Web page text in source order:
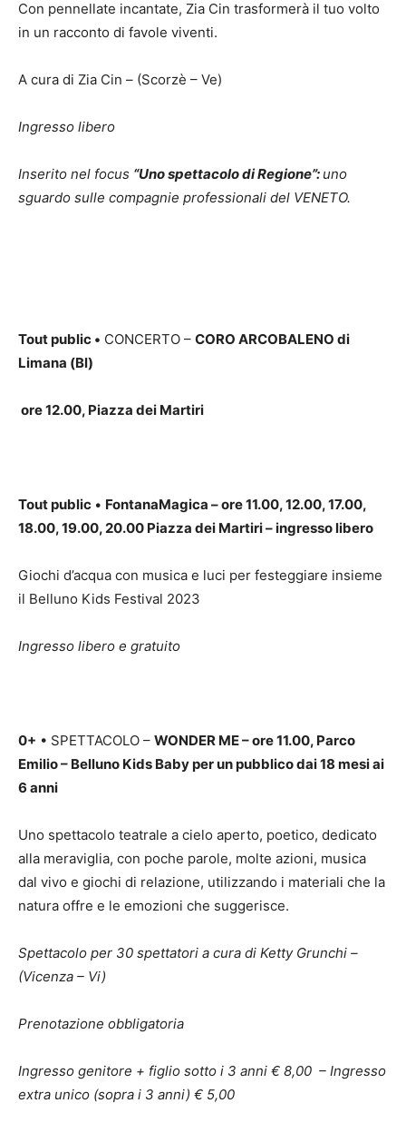
Con pennellate incantate, Zia Cin trasformerà il tuo volto
in un racconto di favole viventi.
A cura di Zia Cin – (Scorzè – Ve)
Ingresso libero
Inserito nel focus “Uno spettacolo di Regione”: uno
sguardo sulle compagnie professionali del VENETO.
Tout public • CONCERTO – CORO ARCOBALENO di
Limana (Bl)
ore 12.00, Piazza dei Martiri
Tout public • FontanaMagica – ore 11.00, 12.00, 17.00,
18.00, 19.00, 20.00 Piazza dei Martiri – ingresso libero
Giochi d’acqua con musica e luci per festeggiare insieme
il Belluno Kids Festival 2023
Ingresso libero e gratuito
0+ • SPETTACOLO – WONDER ME – ore 11.00, Parco
Emilio – Belluno Kids Baby per un pubblico dai 18 mesi ai
6 anni
Uno spettacolo teatrale a cielo aperto, poetico, dedicato
alla meraviglia, con poche parole, molte azioni, musica
dal vivo e giochi di relazione, utilizzando i materiali che la
natura offre e le emozioni che suggerisce.
Spettacolo per 30 spettatori a cura di Ketty Grunchi –
(Vicenza – Vi)
Prenotazione obbligatoria
Ingresso genitore + figlio sotto i 3 anni € 8,00 – Ingresso
extra unico (sopra i 3 anni) € 5,00